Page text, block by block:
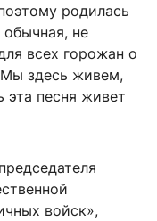
родилась
обычная, не
всех горожан о
Мы здесь живем,
эта песня живет
войск»,